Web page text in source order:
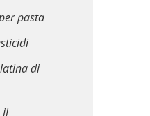
pasta
di
il